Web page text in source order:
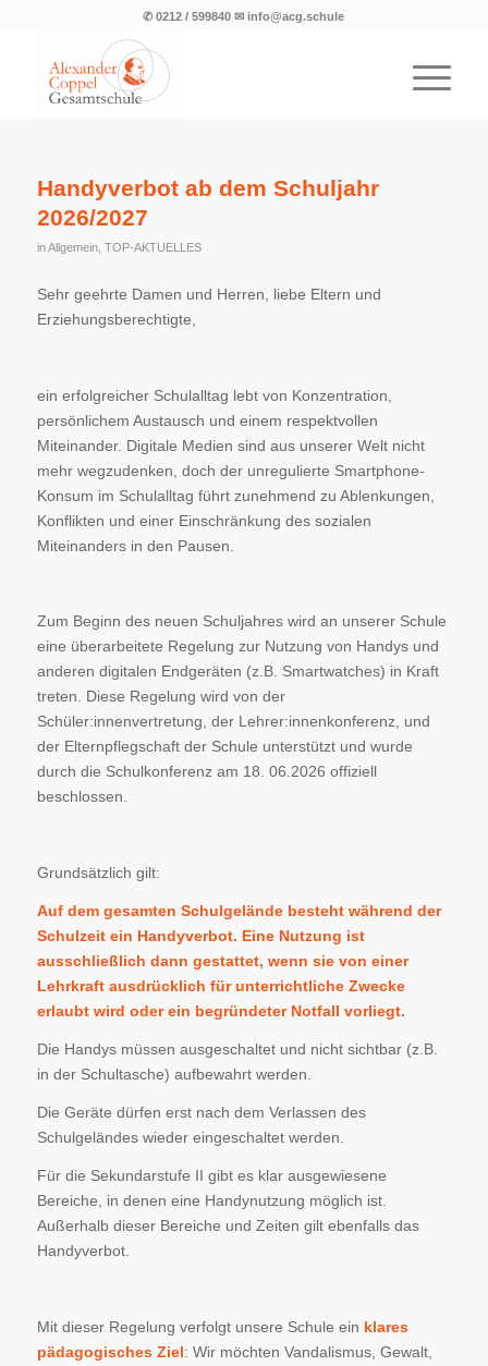
✆ 0212 / 599840 ✉ info@acg.schule
Handyverbot ab dem Schuljahr
2026/2027
inAllgemein, TOP-AKTUELLES
Sehr geehrte Damen und Herren, liebe Eltern und
Erziehungsberechtigte,
ein erfolgreicher Schulalltag lebt von Konzentration,
persönlichem Austausch und einem respektvollen
Miteinander. Digitale Medien sind aus unserer Welt nicht
mehr wegzudenken, doch der unregulierte Smartphone-
Konsum im Schulalltag führt zunehmend zu Ablenkungen,
Konflikten und einer Einschränkung des sozialen
Miteinanders in den Pausen.
Zum Beginn des neuen Schuljahres wird an unserer Schule
eine überarbeitete Regelung zur Nutzung von Handys und
anderen digitalen Endgeräten (z.B. Smartwatches) in Kraft
treten. Diese Regelung wird von der
Schüler:innenvertretung, der Lehrer:innenkonferenz, und
der Elternpflegschaft der Schule unterstützt und wurde
durch die Schulkonferenz am 18. 06.2026 offiziell
beschlossen.
Grundsätzlich gilt:
Auf dem gesamten Schulgelände besteht während der
Schulzeit ein Handyverbot. Eine Nutzung ist
ausschließlich dann gestattet, wenn sie von einer
Lehrkraft ausdrücklich für unterrichtliche Zwecke
erlaubt wird oder ein begründeter Notfall vorliegt.
Die Handys müssen ausgeschaltet und nicht sichtbar (z.B.
in der Schultasche) aufbewahrt werden.
Die Geräte dürfen erst nach dem Verlassen des
Schulgeländes wieder eingeschaltet werden.
Für die Sekundarstufe II gibt es klar ausgewiesene
Bereiche, in denen eine Handynutzung möglich ist.
Außerhalb dieser Bereiche und Zeiten gilt ebenfalls das
Handyverbot.
Mit dieser Regelung verfolgt unsere Schule ein klares
pädagogisches Ziel: Wir möchten Vandalismus, Gewalt,